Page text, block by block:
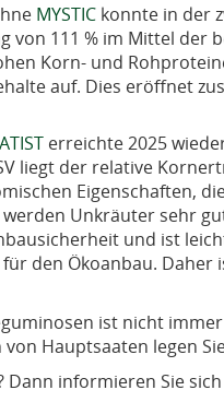
MYSTIC konnte in der
von 111 % im Mittel der
Korn- und
auf. Dies eröffnet
erreichte 2025
liegt der relative
Eigenschaften,
Unkräuter sehr
und ist
den Ökoanbau.
ist nicht
Hauptsaaten legen
Dann informieren Sie sich